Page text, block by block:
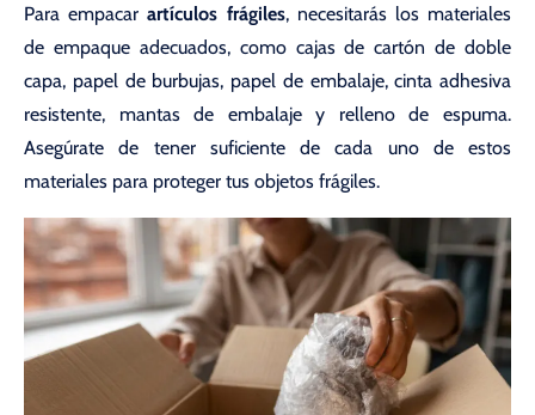
Para empacarartículos frágiles, necesitarás los materiales
de empaque adecuados, como cajas de cartón de doble
capa, papel de burbujas, papel de embalaje, cinta adhesiva
resistente, mantas de embalaje y relleno de espuma.
Asegúrate de tener suficiente de cada uno de estos
materiales para proteger tus objetos frágiles.